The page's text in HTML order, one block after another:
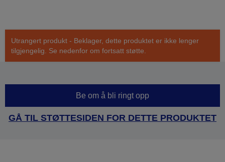
Utrangert produkt - Beklager, dette produktet er ikke lenger
tilgjengelig. Se nedenfor om fortsatt støtte.
Be om å bli ringt opp
GÅ TIL STØTTESIDEN FOR DETTE PRODUKTET